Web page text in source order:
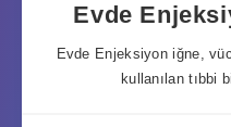
Evde
Evde Enjeksiyon iğne,
kullanılan